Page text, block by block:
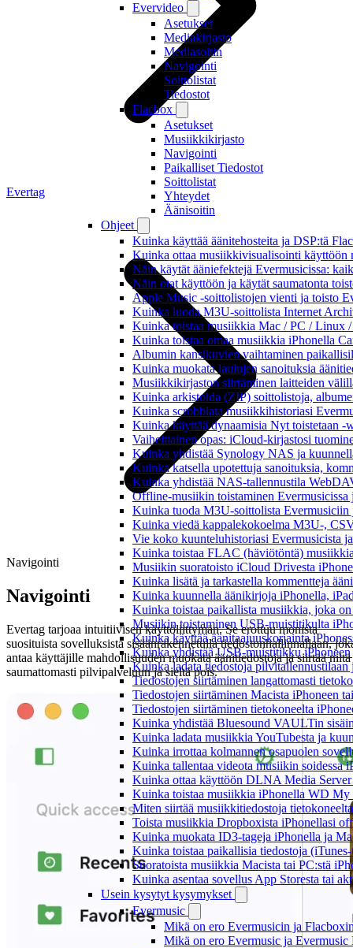
Evervideo
Asetukset
Mediakirjasto
Mediasoitin
Navigointi
Soittolistat
Tiedostot
Flacbox
Asetukset
Musiikkikirjasto
Navigointi
Paikalliset Tiedostot
Soittolistat
Yhteydet
Äänisoitin
Ohjeet
Kuinka käyttää äänitehosteita ja DSP:tä
Kuinka ottaa musiikkivisualisointi käyttöön
Näin käytät ääniefektejä Evermusicissa:
Näin otat käyttöön ja käytät saumatonta
Apple Music -soittolistojen vienti ja toisto
Kuinka luoda M3U-soittolista Internet
Kuinka toistaa musiikkia Mac / PC / Linux
Kuinka toistaa omaa musiikkia iPhonella
Albumin kansikuvien vaihtaminen
Kuinka muokata laulujen sanoituksia
Musiikkikirjaston siirtäminen laitteiden
Kuinka arkistoida (ZIP) soittolistoja,
Kuinka scrobblata musiikkihistoriasi
Kuinka käyttää dynaamisia Nyt toistetaan
Vaiheittainen opas: iCloud-kirjastosi
Kuinka yhdistää Synology NAS ja
Kuinka katsella upotettuja sanoituksia,
Kuinka yhdistää NAS-tallennustila
Offline-musiikin toistaminen
Kuinka tuoda M3U-soittolista Evermusiciin
Kuinka viedä kappalekokoelma M3U-,
Vie koko kuunteluhistoriasi Evermusicista
Kuinka toistaa FLAC (häviötöntä)
Musiikin suoratoisto iCloud Drivesta
Kuinka lisätä ja tarkastella kommentteja
Kuinka kuunnella äänikirjoja iPhonella,
Kuinka toistaa paikallista musiikkia, joka
Musiikin toistaminen USB-muistitikulta
Kuinka käyttää äänitaajuuskorjainta
Kuinka yhdistää USB-muistitikku
Kuinka ladata tiedostoja
Tiedostojen siirtäminen langattomasti
Tiedostojen siirtäminen Macista iPhoneen
Tiedostojen siirtäminen tietokoneelta
Kuinka yhdistää Bluesound VAULTin
Kuinka ladata musiikkia YouTubesta ja
Kuinka irrottaa kolmannen osapuolen
Kuinka tallentaa videota musiikin soidessa
Kuinka ottaa käyttöön DLNA Media Server
Kuinka toistaa musiikkia iPhonella WD My
Miten siirtää musiikkitiedostoja
Toista musiikkia Dropboxista iPhonellasi
Kuinka muokata ID3-tageja iPhonella ja
Kuinka toistaa paikallisia tiedostoja
Suoratoista musiikkia Macista tai PC:stä
Kuinka asentaa sovellus App Storesta tai
Usein kysytyt kysymykset
Evermusic
Mikä on ero Evermusicin ja
Mikä on ero Evermusic ja
Evertag
Navigointi
Navigointi
Evertag tarjoaa intuitiivisen käyttöliittymän. Se erottuu monista
suosituista sovelluksista sisäänrakennetulla tiedostonhallinnallaan,
antaa käyttäjille mahdollisuuden muokata äänitiedostoja ja siirtää niitä
saumattomasti pilvipalveluun ja sieltä pois.